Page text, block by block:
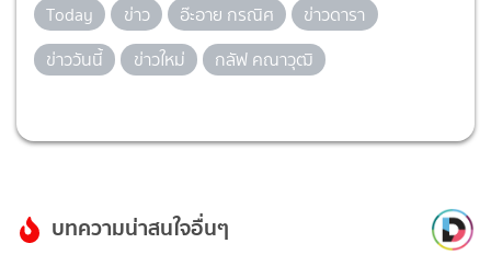
Today
ข่าว อ๊ะอาย กรณิศ
ข่าวดารา
ข่าววันนี้
ข่าวใหม่ กลัฟ คณาวุฒิ
บทความน่าสนใจอื่นๆ